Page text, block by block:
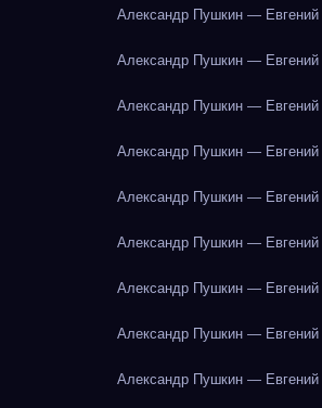
Александр Пушкин — Евгений
Александр Пушкин — Евгений
Александр Пушкин — Евгений
Александр Пушкин — Евгений
Александр Пушкин — Евгений
Александр Пушкин — Евгений
Александр Пушкин — Евгений
Александр Пушкин — Евгений
Александр Пушкин — Евгений